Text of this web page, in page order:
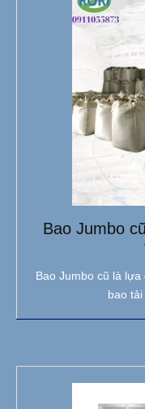
Bao Jumbo
Bao Jumbo cũ là
bao